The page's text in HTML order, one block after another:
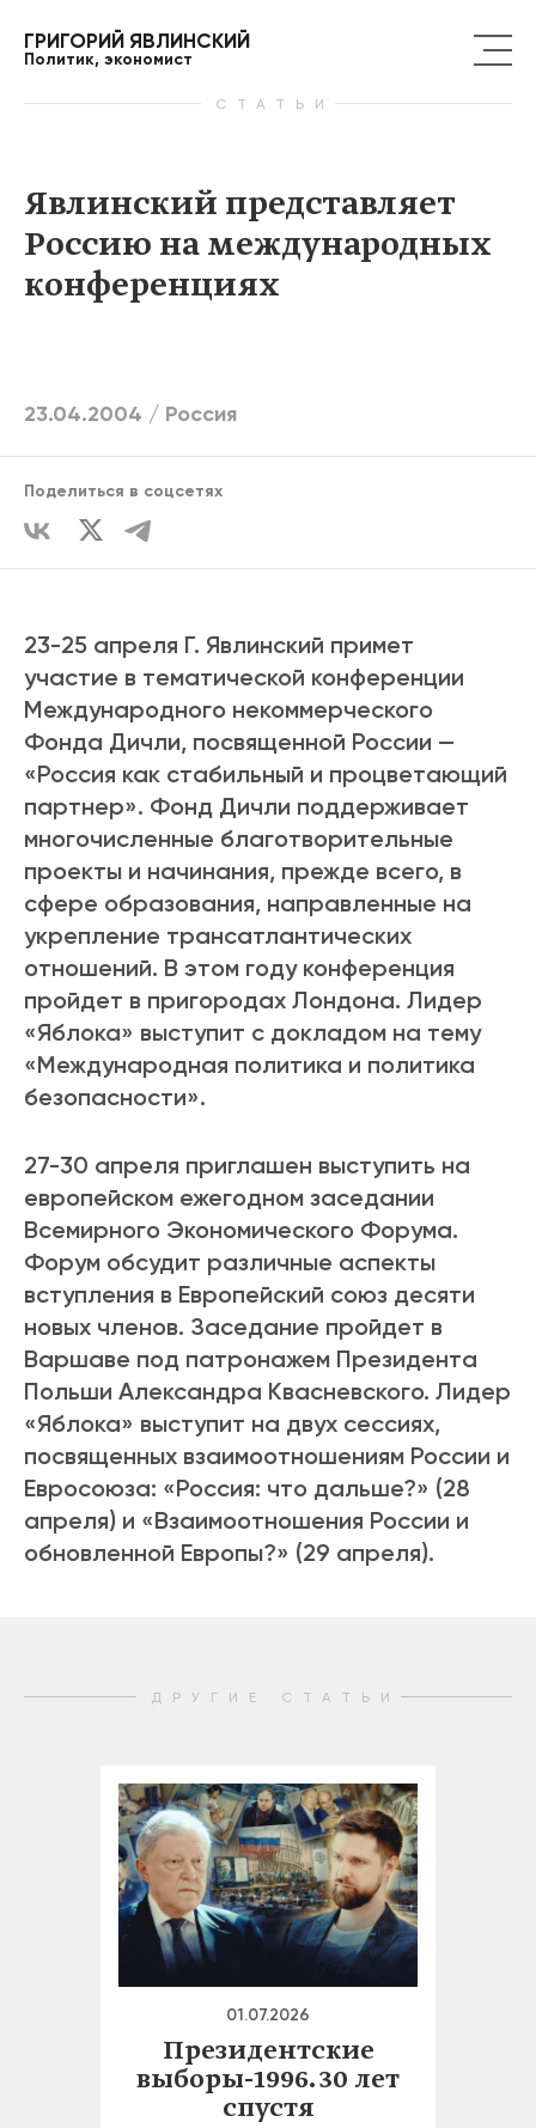
ГРИГОРИЙ ЯВЛИНСКИЙ
Политик, экономист
СТАТЬИ
Явлинский представляет
Россию на международных
конференциях
23.04.2004 / Россия
Поделиться в соцсетях
23-25 апреля Г. Явлинский примет
участие в тематической конференции
Международного некоммерческого
Фонда Дичли, посвященной России —
«Россия как стабильный и процветающий
партнер». Фонд Дичли поддерживает
многочисленные благотворительные
проекты и начинания, прежде всего, в
сфере образования, направленные на
укрепление трансатлантических
отношений. В этом году конференция
пройдет в пригородах Лондона. Лидер
«Яблока» выступит с докладом на тему
«Международная политика и политика
безопасности».
27-30 апреля приглашен выступить на
европейском ежегодном заседании
Всемирного Экономического Форума.
Форум обсудит различные аспекты
вступления в Европейский союз десяти
новых членов. Заседание пройдет в
Варшаве под патронажем Президента
Польши Александра Квасневского. Лидер
«Яблока» выступит на двух сессиях,
посвященных взаимоотношениям России и
Евросоюза: «Россия: что дальше?» (28
апреля) и «Взаимоотношения России и
обновленной Европы?» (29 апреля).
ДРУГИЕ СТАТЬИ
01.07.2026
Президентские
выборы-1996. 30 лет
спустя